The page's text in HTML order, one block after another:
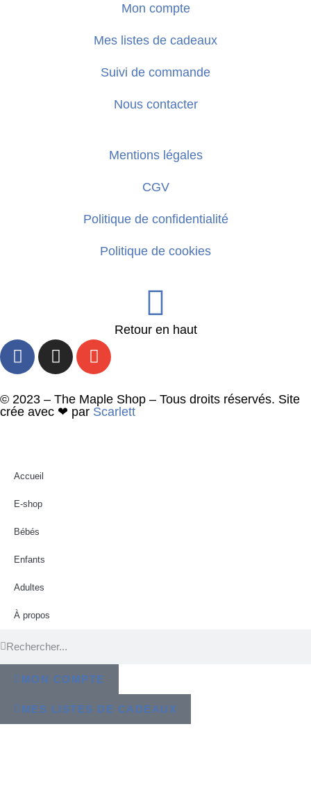
Mon compte
Mes listes de cadeaux
Suivi de commande
Nous contacter
Mentions légales
CGV
Politique de confidentialité
Politique de cookies
Retour en haut
© 2023 – The Maple Shop – Tous droits réservés. Site
crée avec ❤ par Scarlett
Accueil
E-shop
Bébés
Enfants
Adultes
À propos
MON COMPTE
MES LISTES DE CADEAUX